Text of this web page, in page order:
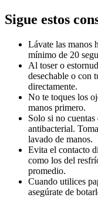
Sigue estos
Lávate las manos
mínimo de 20
Al toser o
desechable o con
directamente.
No te toques los
manos primero.
Solo si no
antibacterial.
lavado de manos.
Evita el contacto
como los del
promedio.
Cuando utilices
asegúrate de